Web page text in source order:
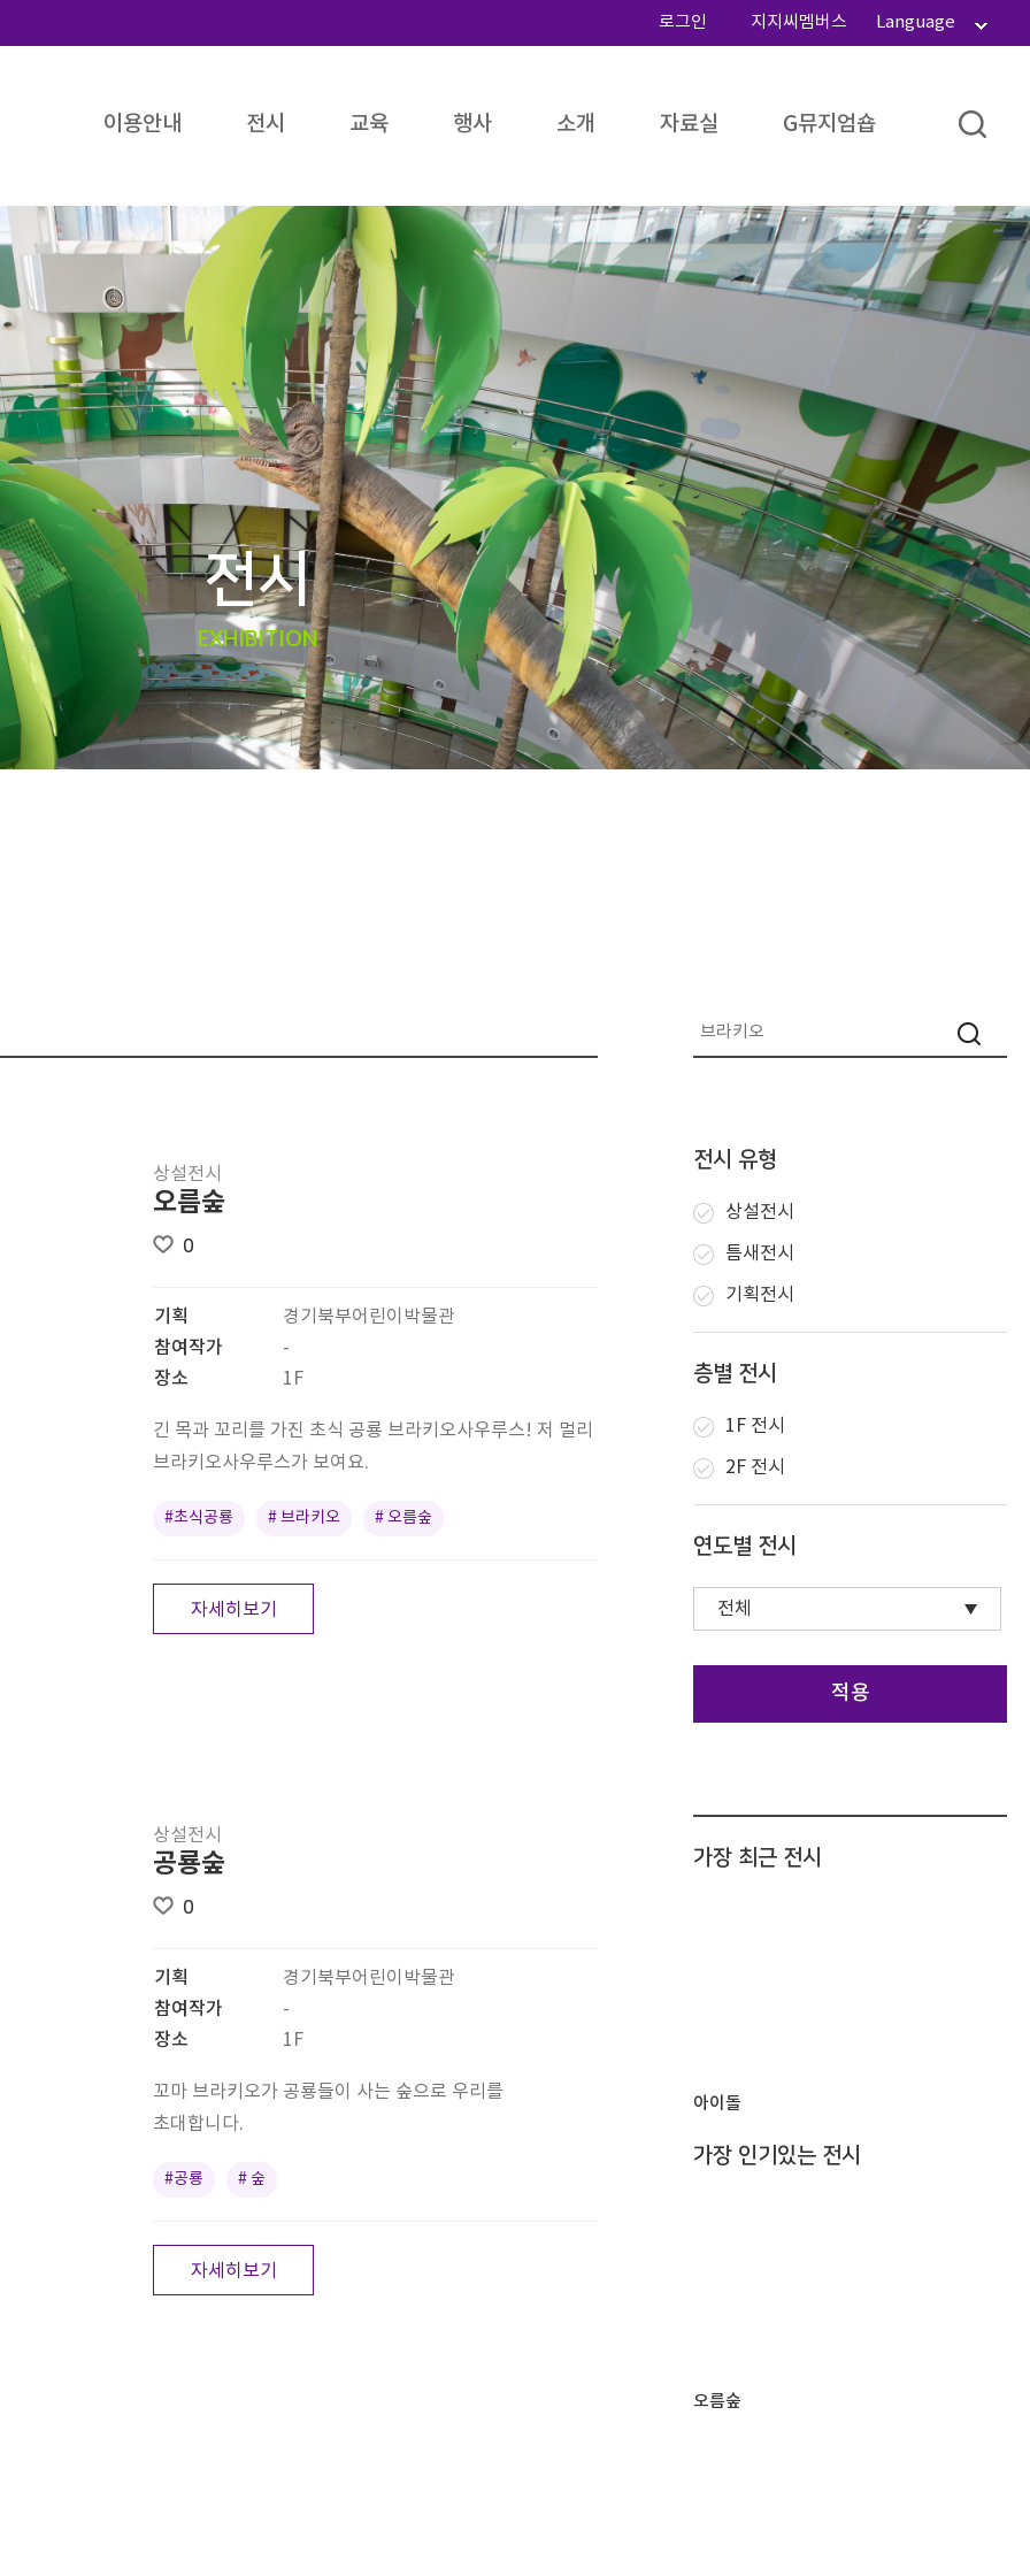
로그인 지지씨멤버스 Language
이용안내 전시 교육 행사 소개 자료실 G뮤지엄숍
전시
EXHIBITION
상설전시
오름숲
0
기획
경기북부어린이박물관
참여작가
-
장소
1F
긴 목과 꼬리를 가진 초식 공룡 브라키오사우루스! 저 멀리
브라키오사우루스가 보여요.
#초식공룡 # 브라키오 # 오름숲
자세히보기
상설전시
공룡숲
0
기획
경기북부어린이박물관
참여작가
-
장소
1F
꼬마 브라키오가 공룡들이 사는 숲으로 우리를
초대합니다.
#공룡 # 숲
자세히보기
전시 유형
상설전시
틈새전시
기획전시
층별 전시
1F 전시
2F 전시
연도별 전시
적용
가장 최근 전시
아이돌
가장 인기있는 전시
오름숲